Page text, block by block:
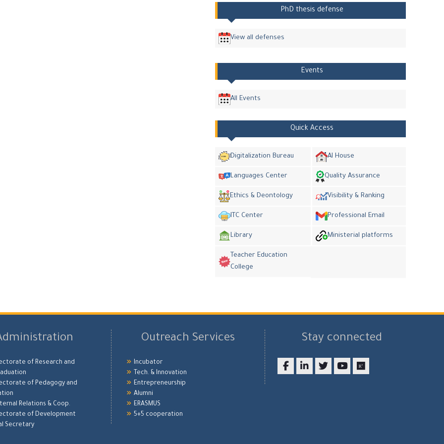
PhD thesis defense
View all defenses
Events
All Events
Quick Access
Digitalization Bureau AI House
Languages Center Quality Assurance
Ethics & Deontology Visibility & Ranking
ITC Center Professional Email
Library Ministerial platforms
Teacher Education
College
of Research and
of Pedagogy and
Relations & Coop.
of Development
Secretary
Outreach Services
Incubator
Tech. & Innovation
Entrepreneurship
Alumni
ERASMUS
5+5 cooperation
Stay connected